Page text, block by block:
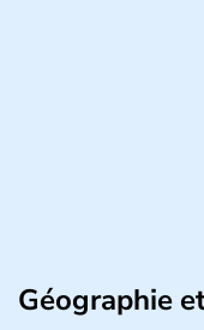
Géographie